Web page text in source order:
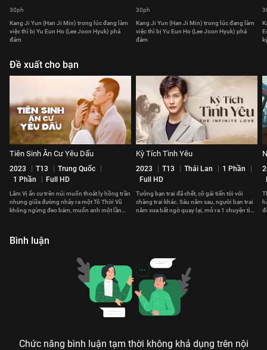
30ph
Kang Ji Yun (Han Ji Min) trong lúc đang làm
việc thì bị Yu Eun Ho (Lee Joon Hyuk) phá
đám
30ph
Kang Ji Yun (Han Ji Min) trong lúc đang làm
việc thì bị Yu Eun Ho (Lee Joon Hyuk) phá
đám
Đề xuất cho bạn
Tiên Sinh Ẩn Cư Yêu Dấu
2023 T13
Trung Quốc
1 Phần
Full HD
Lâm Vị ẩn cư trên núi muốn thoát ly hồng trần
nhưng giữa đường nhảy ra một Tô Thời Vũ
không ngừng đeo bám, muốn anh một lần
Kỳ Tích Tình Yêu
2023 T13 Thái Lan
1 Phần
Full HD
Tưởng bạn trai đã chết, cô gái tiến tới với
chàng trai khác. Sáu năm sau, người bạn trai
năm xưa bất ngờ quay lại, mở ra 1 chuyện tình
Bình luận
Chức năng bình luận tạm thời không khả dụng trên nội